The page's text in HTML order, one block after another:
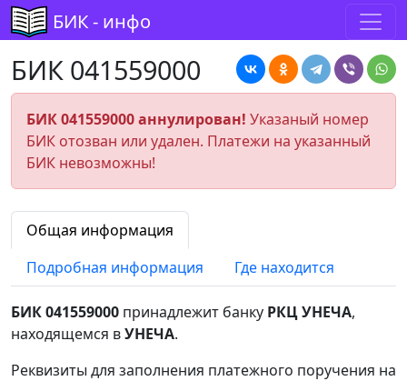
БИК - инфо
БИК 041559000
БИК 041559000 аннулирован! Указаный номер
БИК отозван или удален. Платежи на указанный
БИК невозможны!
Общая информация
Подробная информация
Где находится
БИК 041559000 принадлежит банку РКЦ УНЕЧА,
находящемся вУНЕЧА.
Реквизиты для заполнения платежного поручения на